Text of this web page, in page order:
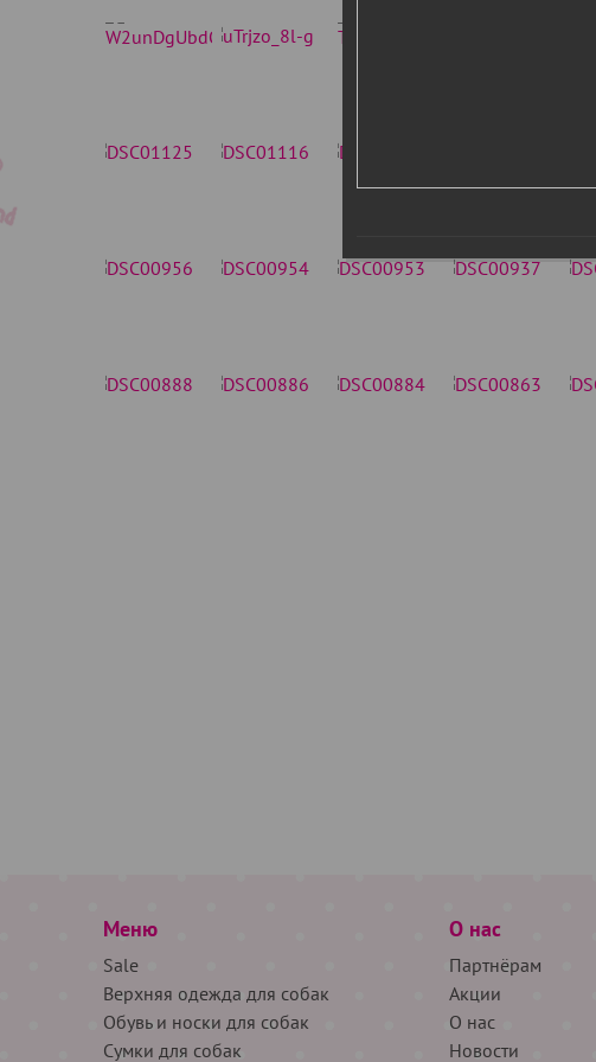
Меню
Sale
Верхняя одежда для собак
Обувь и носки для собак
Сумки для собак
О нас
Партнёрам
Акции
О нас
Новости